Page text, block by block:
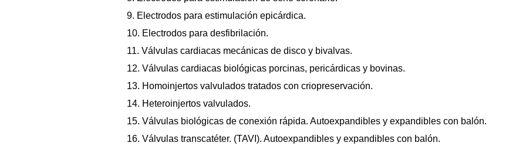
9. Electrodos para estimulación epicárdica.
10. Electrodos para desfibrilación.
11. Válvulas cardiacas mecánicas de disco y bivalvas.
12. Válvulas cardiacas biológicas porcinas, pericárdicas y bovinas.
13. Homoinjertos valvulados tratados con criopreservación.
14. Heteroinjertos valvulados.
15. Válvulas biológicas de conexión rápida. Autoexpandibles y expandibles con balón.
16. Válvulas transcatéter. (TAVI). Autoexpandibles y expandibles con balón.